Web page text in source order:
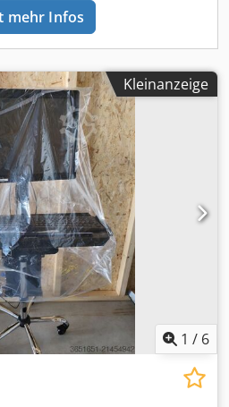
mehr Infos
Kleinanzeige
1 / 6